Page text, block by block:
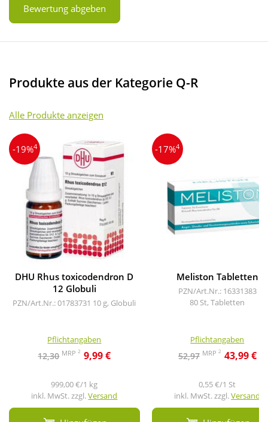
Bewertung abgeben
Produkte aus der Kategorie Q-R
Alle Produkte anzeigen
-19%4
DHU Rhus toxicodendron D
12 Globuli
PZN/Art.Nr.: 01783731 10 g, Globuli
Pflichtangaben
12,30 MRP2 9,99 €
999,00 €/1 kg
inkl. MwSt. zzgl.Versand
-17%4
Meliston Tabletten
PZN/Art.Nr.: 16331383
80 St, Tabletten
Pflichtangaben
52,97 MRP 2 43,99 €
0,55 €/1 St
inkl. MwSt. zzgl.Versand